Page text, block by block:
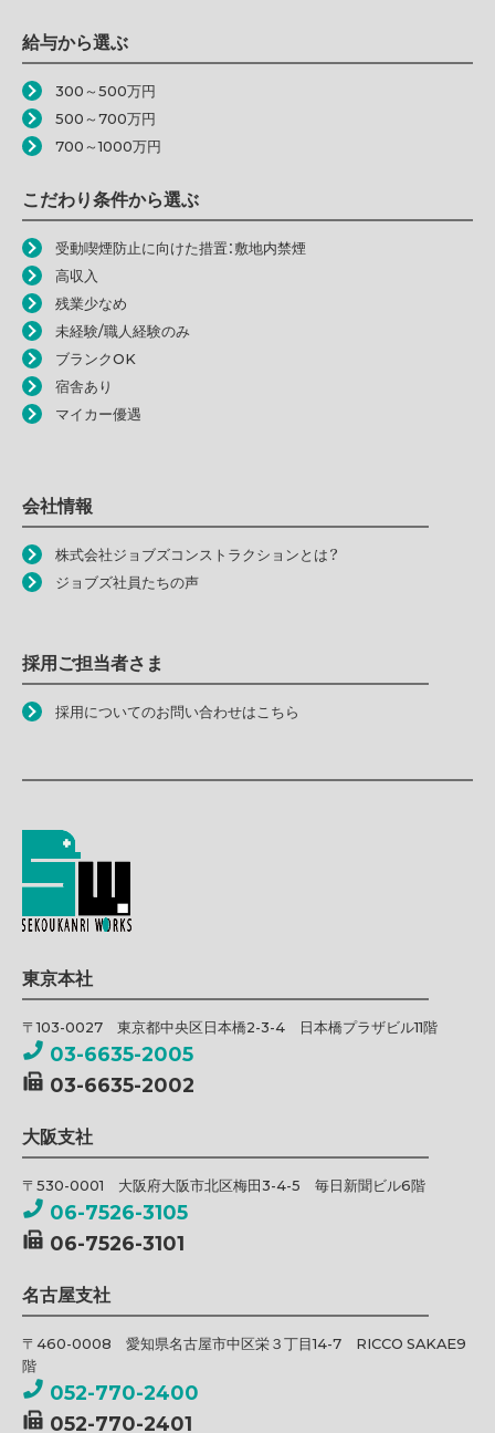
給与から選ぶ
300～500万円
500～700万円
700～1000万円
こだわり条件から選ぶ
受動喫煙防止に向けた措置：敷地内禁煙
高収入
残業少なめ
未経験/職人経験のみ
ブランクOK
宿舎あり
マイカー優遇
会社情報
株式会社ジョブズコンストラクションとは？
ジョブズ社員たちの声
採用ご担当者さま
採用についてのお問い合わせはこちら
東京本社
〒103-0027 東京都中央区日本橋2-3-4 日本橋プラザビル11階
03-6635-2005
03-6635-2002
大阪支社
〒530-0001 大阪府大阪市北区梅田3-4-5 毎日新聞ビル6階
06-7526-3105
06-7526-3101
名古屋支社
〒460-0008 愛知県名古屋市中区栄３丁目14-7 RICCO SAKAE9
階
052-770-2400
052-770-2401